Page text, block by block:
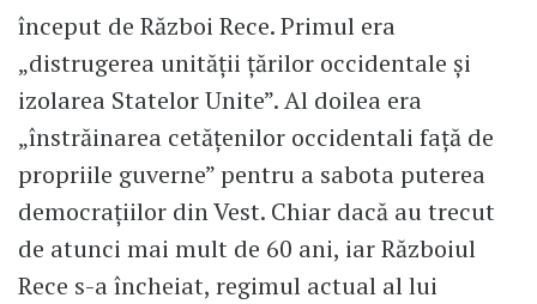
început de Război Rece. Primul era
„distrugerea unităţii ţărilor occidentale şi
izolarea Statelor Unite”. Al doilea era
„înstrăinarea cetăţenilor occidentali faţă de
propriile guverne” pentru a sabota puterea
democraţiilor din Vest. Chiar dacă au trecut
de atunci mai mult de 60 ani, iar Războiul
Rece s-a încheiat, regimul actual al lui